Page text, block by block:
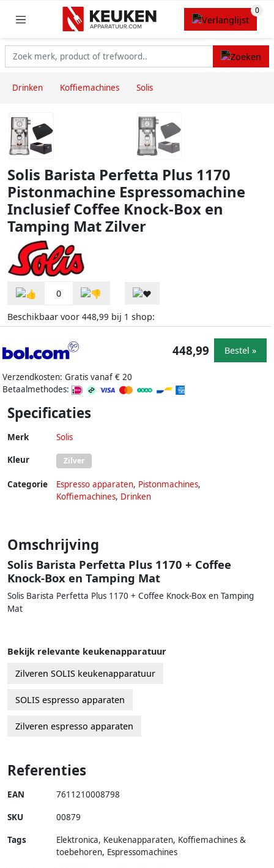
Drinken Koffiemachines Solis
Solis Barista Perfetta Plus 1170
Pistonmachine Espressomachine
Inclusief Coffee Knock-Box en
Tamping Mat Zilver
0
Beschikbaar voor 448,99 bij 1 shop:
Verzendkosten: Gratis vanaf € 20
Betaalmethodes:
448,99 Bestel »
Specificaties
Merk Solis
Kleur Zilver
Categorie Espresso apparaten, Pistonmachines,
Koffiemachines, Drinken
Omschrijving
Solis Barista Perfetta Plus 1170 + Coffee
Knock-Box en Tamping Mat
Solis Barista Perfetta Plus 1170 + Coffee Knock-Box en Tamping
Mat
Bekijk relevante keukenapparatuur
Zilveren SOLIS keukenapparatuur
SOLIS espresso apparaten
Zilveren espresso apparaten
Referenties
EAN 7611210008798
SKU 00879
Tags
Elektronica, Keukenapparaten, Koffiemachines &
toebehoren, Espressomachines